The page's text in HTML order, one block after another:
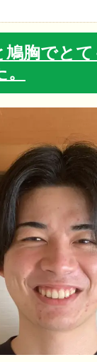
鳩胸でと